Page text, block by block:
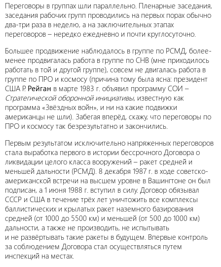
Переговоры в группах шли параллельно. Пленарные заседания,
заседания рабочих групп проводились на первых порах обычно
два-три раза в неделю, а на заключительных этапах
переговоров – нередко ежедневно и почти круглосуточно.
Большее продвижение наблюдалось в группе по РСМД, более-
менее продвигалась работа в группе по СНВ (мне приходилось
работать в той и другой группе), совсем не двигалась работа в
группе по ПРО и космосу (причина тому была ясна: президент
США Р. Рейган в марте 1983 г. объявил программу СОИ –
Стратегической оборонной инициативы, известную как
программа «Звёздных войн», и ни на какие подвижки
американцы не шли). Забегая вперёд, скажу, что переговоры по
ПРО и космосу так безрезультатно и закончились.
Первым результатом исключительно напряженных переговоров
стала выработка первого в истории бессрочного Договора о
ликвидации целого класса вооружений – ракет средней и
меньшей дальности (РСМД). 8 декабря 1987 г. в ходе советско-
американской встречи на высшем уровне в Вашингтоне он был
подписан, а 1 июня 1988 г. вступил в силу. Договор обязывал
СССР и США в течение трёх лет уничтожить все комплексы
баллистических и крылатых ракет наземного базирования
средней (от 1000 до 5500 км) и меньшей (от 500 до 1000 км)
дальности, а также не производить, не испытывать
и не развёртывать такие ракеты в будущем. Впервые контроль
за соблюдением Договора стал осуществляться путем
инспекций на местах.